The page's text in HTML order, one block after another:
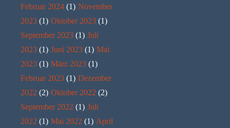
Februar 2024 (1) November
2023 (1) Oktober 2023 (1)
September 2023 (1) Juli
2023 (1) Juni 2023 (1) Mai
2023 (1) März 2023 (1)
Februar 2023 (1) Dezember
2022 (2) Oktober 2022 (2)
September 2022 (1) Juli
2022 (1) Mai 2022 (1) April